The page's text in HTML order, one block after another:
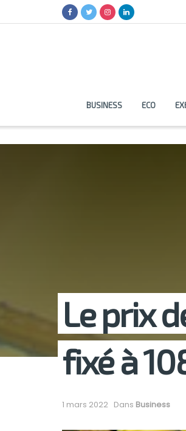
BUSINESS ECO
Le prix
fixé à
1 mars 2022 Dans Business